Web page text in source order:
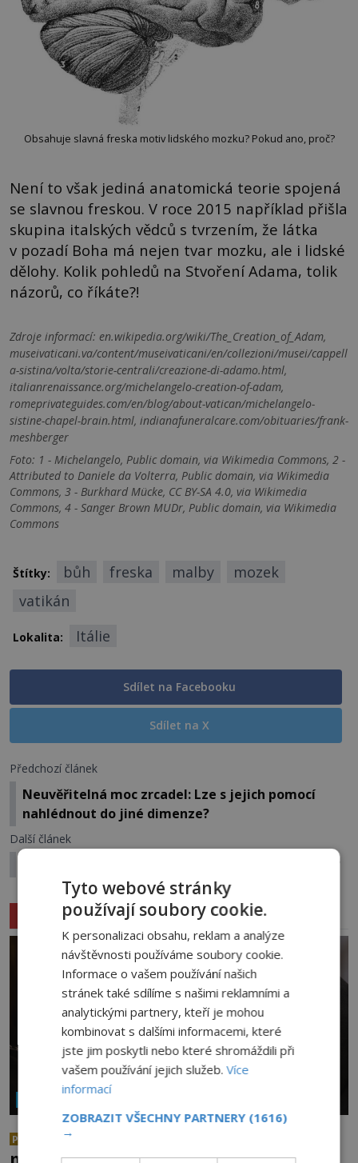
Obsahuje slavná freska motiv lidského mozku? Pokud ano, proč?
Není to však jediná anatomická teorie spojená
se slavnou freskou. V roce 2015 například přišla
skupina italských vědců s tvrzením, že látka
v pozadí Boha má nejen tvar mozku, ale i lidské
dělohy. Kolik pohledů na Stvoření Adama, tolik
názorů, co říkáte?!
Zdroje informací: en.wikipedia.org/wiki/The_Creation_of_Adam,
museivaticani.va/content/museivaticani/en/collezioni/musei/cappell
a-sistina/volta/storie-centrali/creazione-di-adamo.html,
italianrenaissance.org/michelangelo-creation-of-adam,
romeprivateguides.com/en/blog/about-vatican/michelangelo-
sistine-chapel-brain.html, indianafuneralcare.com/obituaries/frank-
meshberger
Foto: 1 - Michelangelo, Public domain, via Wikimedia Commons, 2 -
Attributed to Daniele da Volterra, Public domain, via Wikimedia
Commons, 3 - Burkhard Mücke, CC BY-SA 4.0, via Wikimedia
Commons, 4 - Sanger Brown MUDr, Public domain, via Wikimedia
Commons
Štítky: bůh freska malby
mozek
vatikán
Lokalita: Itálie
Sdílet na Facebooku
Sdílet na X
Předchozí článek
Neuvěřitelná moc zrcadel: Lze s jejich pomocí
nahlédnout do jiné dimenze?
Další článek
Související články
PREMIUM
Neporušená těla svatých: Jak je
Tyto webové stránky
používají soubory cookie.
K personalizaci obsahu, reklam a analýze
návštěvnosti používáme soubory cookie.
Informace o vašem používání našich
stránek také sdílíme s našimi reklamními a
analytickými partnery, kteří je mohou
kombinovat s dalšími informacemi, které
jste jim poskytli nebo které shromáždili při
vašem používání jejich služeb.Více
informací
ZOBRAZIT VŠECHNY PARTNERY (1616)
→